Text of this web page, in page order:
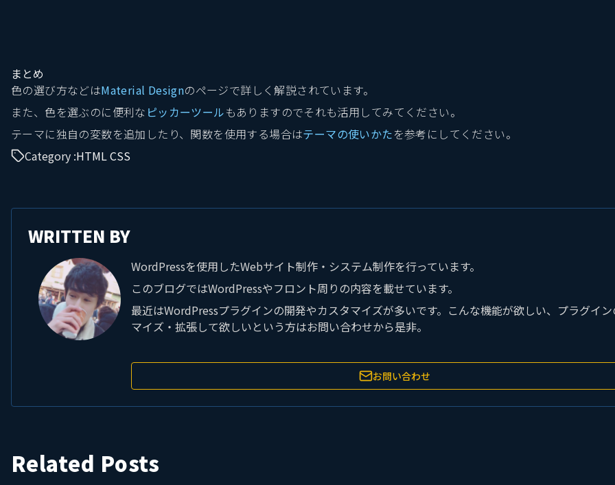
まとめ
色の選び方などはMaterial Designのページで詳しく解説されています。
また、色を選ぶのに便利な ピッカーツールもありますのでそれも活用してみてください。
テーマに独自の変数を追加したり、関数を使用する場合はテーマの使いかたを参考にしてください。
Category :HTML CSS
WRITTEN BY
WordPressを使用したWebサイト制作・システム制作を行っています。
このブログではWordPressやフロント周りの内容を載せています。
最近はWordPressプラグインの開発やカスタマイズが多いです。こんな機能が欲しい、プラグイン
マイズ・拡張して欲しいという方はお問い合わせから是非。
お問い合わせ
Related Posts